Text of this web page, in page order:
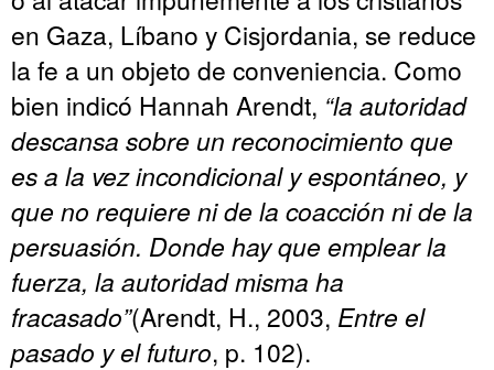
en Gaza, Líbano y Cisjordania, se reduce
la fe a un objeto de conveniencia. Como
bien indicó Hannah Arendt, “la autoridad
descansa sobre un reconocimiento que
es a la vez incondicional y espontáneo, y
que no requiere ni de la coacción ni de la
persuasión. Donde hay que emplear la
fuerza, la autoridad misma ha
fracasado”(Arendt, H., 2003, Entre el
pasado y el futuro, p. 102).